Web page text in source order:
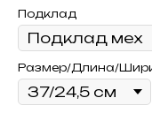
Подклад
Размер/Длина/